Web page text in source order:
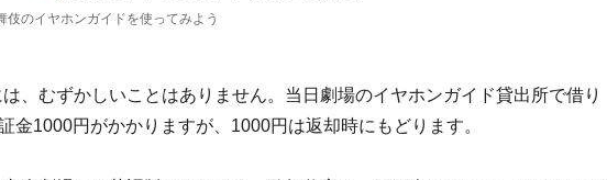
伎のイヤホンガイドを使ってみよう
、むずかしいことはありません。当日劇場のイヤホンガイド貸出所で借り
金1000円がかかりますが、1000円は返却時にもどります。